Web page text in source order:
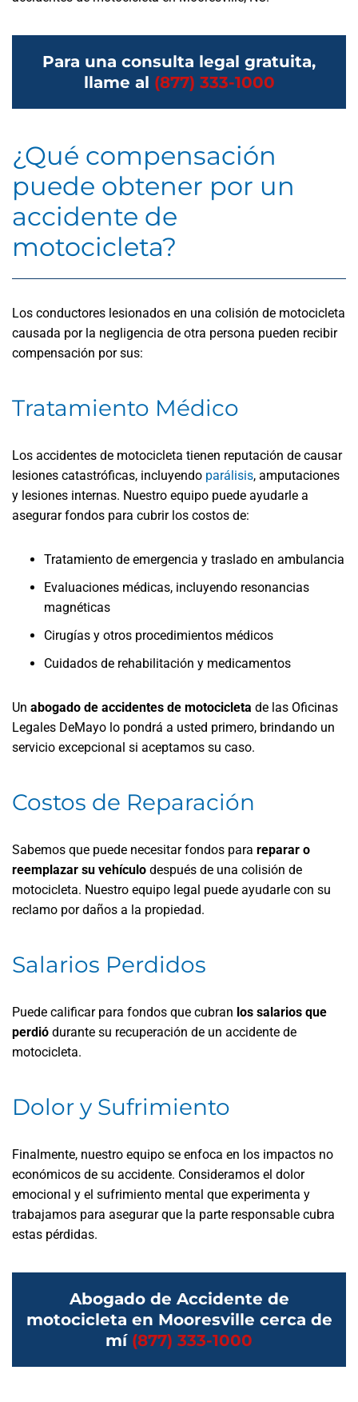
Para una consulta legal gratuita,
llame al (877) 333-1000
¿Qué compensación
puede obtener por un
accidente de
motocicleta?
Los conductores lesionados en una colisión de motocicleta
causada por la negligencia de otra persona pueden recibir
compensación por sus:
Tratamiento Médico
Los accidentes de motocicleta tienen reputación de causar
lesiones catastróficas, incluyendo parálisis, amputaciones
y lesiones internas. Nuestro equipo puede ayudarle a
asegurar fondos para cubrir los costos de:
Tratamiento de emergencia y traslado en ambulancia
Evaluaciones médicas, incluyendo resonancias
magnéticas
Cirugías y otros procedimientos médicos
Cuidados de rehabilitación y medicamentos
Un abogado de accidentes de motocicleta de las Oficinas
Legales DeMayo lo pondrá a usted primero, brindando un
servicio excepcional si aceptamos su caso.
Costos de Reparación
Sabemos que puede necesitar fondos para reparar o
reemplazar su vehículo después de una colisión de
motocicleta. Nuestro equipo legal puede ayudarle con su
reclamo por daños a la propiedad.
Salarios Perdidos
Puede calificar para fondos que cubran los salarios que
perdió durante su recuperación de un accidente de
motocicleta.
Dolor y Sufrimiento
Finalmente, nuestro equipo se enfoca en los impactos no
económicos de su accidente. Consideramos el dolor
emocional y el sufrimiento mental que experimenta y
trabajamos para asegurar que la parte responsable cubra
estas pérdidas.
Abogado de Accidente de
motocicleta en Mooresville cerca de
mí (877) 333-1000